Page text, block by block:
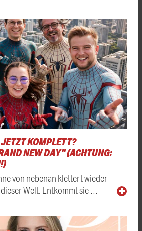
KOMPLETT?
NEW DAY" (ACHTUNG:
von nebenan klettert wieder
Welt. Entkommt sie …